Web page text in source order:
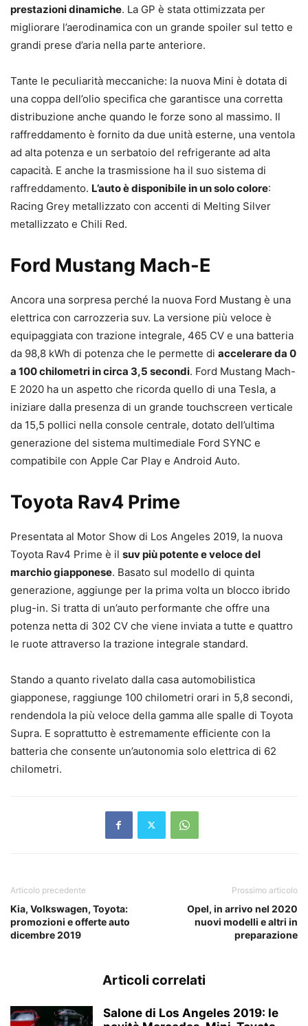
prestazioni dinamiche. La GP è stata ottimizzata per
migliorare l’aerodinamica con un grande spoiler sul tetto e
grandi prese d’aria nella parte anteriore.
Tante le peculiarità meccaniche: la nuova Mini è dotata di
una coppa dell’olio specifica che garantisce una corretta
distribuzione anche quando le forze sono al massimo. Il
raffreddamento è fornito da due unità esterne, una ventola
ad alta potenza e un serbatoio del refrigerante ad alta
capacità. E anche la trasmissione ha il suo sistema di
raffreddamento. L’auto è disponibile in un solo colore:
Racing Grey metallizzato con accenti di Melting Silver
metallizzato e Chili Red.
Ford Mustang Mach-E
Ancora una sorpresa perché la nuova Ford Mustang è una
elettrica con carrozzeria suv. La versione più veloce è
equipaggiata con trazione integrale, 465 CV e una batteria
da 98,8 kWh di potenza che le permette di accelerare da 0
a 100 chilometri in circa 3,5 secondi. Ford Mustang Mach-
E 2020 ha un aspetto che ricorda quello di una Tesla, a
iniziare dalla presenza di un grande touchscreen verticale
da 15,5 pollici nella console centrale, dotato dell’ultima
generazione del sistema multimediale Ford SYNC e
compatibile con Apple Car Play e Android Auto.
Toyota Rav4 Prime
Presentata al Motor Show di Los Angeles 2019, la nuova
Toyota Rav4 Prime è il suv più potente e veloce del
marchio giapponese. Basato sul modello di quinta
generazione, aggiunge per la prima volta un blocco ibrido
plug-in. Si tratta di un’auto performante che offre una
potenza netta di 302 CV che viene inviata a tutte e quattro
le ruote attraverso la trazione integrale standard.
Stando a quanto rivelato dalla casa automobilistica
giapponese, raggiunge 100 chilometri orari in 5,8 secondi,
rendendola la più veloce della gamma alle spalle di Toyota
Supra. E soprattutto è estremamente efficiente con la
batteria che consente un’autonomia solo elettrica di 62
chilometri.
Articolo precedente
Kia, Volkswagen, Toyota:
promozioni e offerte auto
dicembre 2019
Prossimo articolo
Opel, in arrivo nel 2020
nuovi modelli e altri in
preparazione
Articoli correlati
Salone di Los Angeles 2019: le